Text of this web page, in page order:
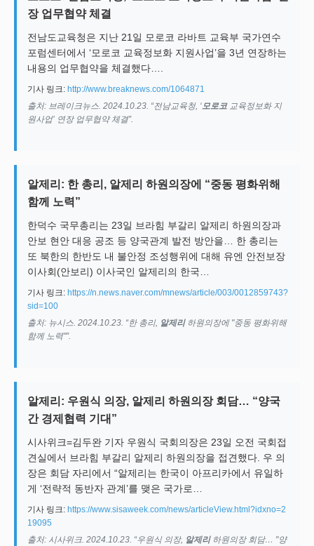
장 업무협약 체결
전남도교육청은 지난 21일 모로코 라바트 교육부 국가연수
포럼센터에서 ‘모로코 교육정보화 지원사업’을 3년 연장하는
내용의 업무협약을 체결했다….
기사 링크: http://www.breaknews.com/1064871
출처: 브레이크뉴스. 2024.10.23. “전남교육청, ‘모로코교육정보화 지
원사업’ 연장 업무협약 체결”.
알제리: 한 총리, 알제리 하원의장에 “중동 평화위해
함께 노력”
한덕수 국무총리는 23일 브라힘 부갈리 알제리 하원의장과
안보 현안 대응 공조 등 양국관계 발전 방안을… 한 총리는
또 북한의 한반도 내 불안정 조성행위에 대해 유엔 안전보장
이사회(안보리) 이사국인 알제리의 한국…
기사 링크: https://n.news.naver.com/mnews/article/003/0012859743?
sid=100
출처: 뉴시스. 2024.10.23. “한 총리, 알제리하원의장에 "중동 평화위해
함께 노력"”.
알제리: 우원식 의장, 알제리 하원의장 회담… “양국
간 경제협력 기대”
시사위크=김두완 기자 우원식 국회의장은 23일 오전 국회접
견실에서 브라힘 부갈리 알제리 하원의장을 접견했다. 우 의
장은 회담 자리에서 “알제리는 한국이 아프리카에서 유일하
게 ‘전략적 동반자 관계’를 맺은 국가로…
기사 링크: https://www.sisaweek.com/news/articleView.html?idxno=2
19095
출처: 시사위크. 2024.10.23. “우원식 의장, 알제리하원의장 회담… "양